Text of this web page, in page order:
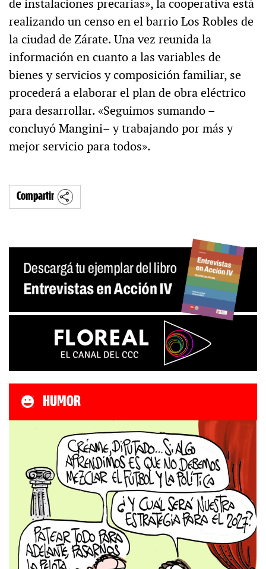
de instalaciones precarias», la cooperativa está
realizando un censo en el barrio Los Robles de
la ciudad de Zárate. Una vez reunida la
información en cuanto a las variables de
bienes y servicios y composición familiar, se
procederá a elaborar el plan de obra eléctrico
para desarrollar. «Seguimos sumando –
concluyó Mangini– y trabajando por más y
mejor servicio para todos».
Compartir
HUMOR